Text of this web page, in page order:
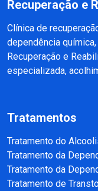
Recuperação e
Clínica de
dependência
Recuperação e
especializada,
Tratamentos
Tratamento do
Tratamento da
Tratamento da
Tratamento de